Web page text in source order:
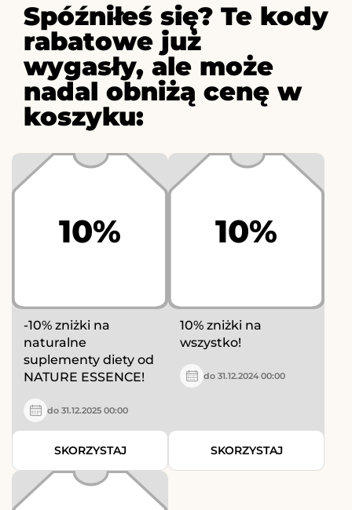
Spóźniłeś się? Te kody
rabatowe już
wygasły, ale może
nadal obniżą cenę w
koszyku:
10%
-10% zniżki na
naturalne
suplementy diety od
NATURE ESSENCE!
do 31.12.2025 00:00
SKORZYSTAJ
10%
10% zniżki na
wszystko!
do 31.12.2024 00:00
SKORZYSTAJ